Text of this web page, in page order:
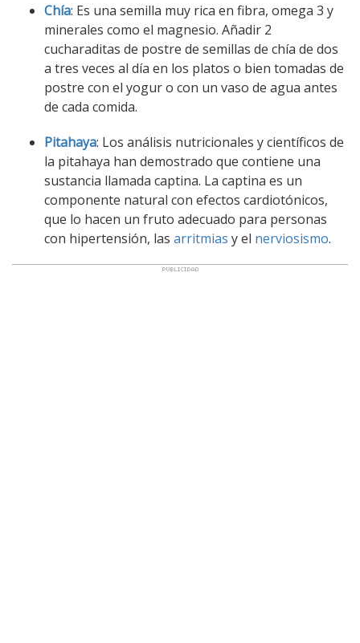
Chía: Es una semilla muy rica en fibra, omega 3 y
minerales como el magnesio. Añadir 2
cucharaditas de postre de semillas de chía de dos
a tres veces al día en los platos o bien tomadas de
postre con el yogur o con un vaso de agua antes
de cada comida.
Pitahaya: Los análisis nutricionales y científicos de
la pitahaya han demostrado que contiene una
sustancia llamada captina. La captina es un
componente natural con efectos cardiotónicos,
que lo hacen un fruto adecuado para personas
con hipertensión, las arritmias y el nerviosismo.